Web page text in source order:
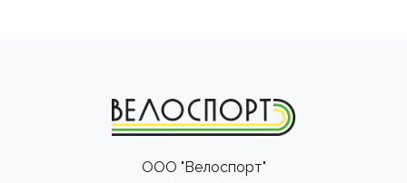
ООО "Велоспорт"